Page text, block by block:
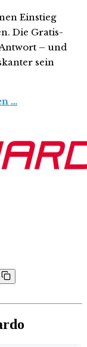
Einstieg
Die Gratis-
– und
sein
…